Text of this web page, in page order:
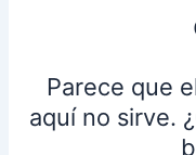
Parece que
aquí no sirve.